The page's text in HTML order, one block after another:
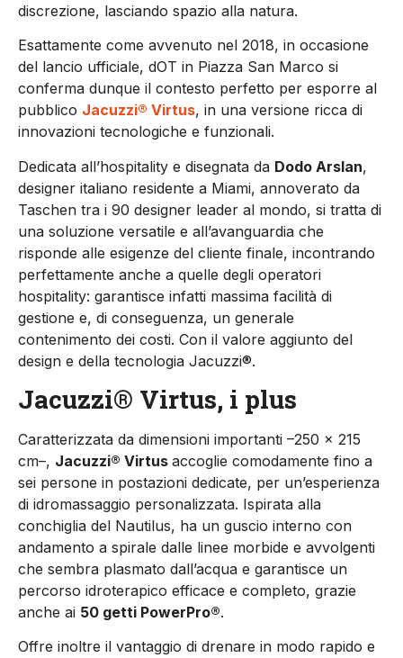
discrezione, lasciando spazio alla natura.
Esattamente come avvenuto nel 2018, in occasione
del lancio ufficiale, dOT in Piazza San Marco si
conferma dunque il contesto perfetto per esporre al
pubblico Jacuzzi® Virtus, in una versione ricca di
innovazioni tecnologiche e funzionali.
Dedicata all’hospitality e disegnata da Dodo Arslan,
designer italiano residente a Miami, annoverato da
Taschen tra i 90 designer leader al mondo, si tratta di
una soluzione versatile e all’avanguardia che
risponde alle esigenze del cliente finale, incontrando
perfettamente anche a quelle degli operatori
hospitality: garantisce infatti massima facilità di
gestione e, di conseguenza, un generale
contenimento dei costi. Con il valore aggiunto del
design e della tecnologia Jacuzzi®.
Jacuzzi® Virtus, i plus
Caratterizzata da dimensioni importanti –250 x 215
cm–, Jacuzzi® Virtus accoglie comodamente fino a
sei persone in postazioni dedicate, per un’esperienza
di idromassaggio personalizzata. Ispirata alla
conchiglia del Nautilus, ha un guscio interno con
andamento a spirale dalle linee morbide e avvolgenti
che sembra plasmato dall’acqua e garantisce un
percorso idroterapico efficace e completo, grazie
anche ai 50 getti PowerPro®.
Offre inoltre il vantaggio di drenare in modo rapido e